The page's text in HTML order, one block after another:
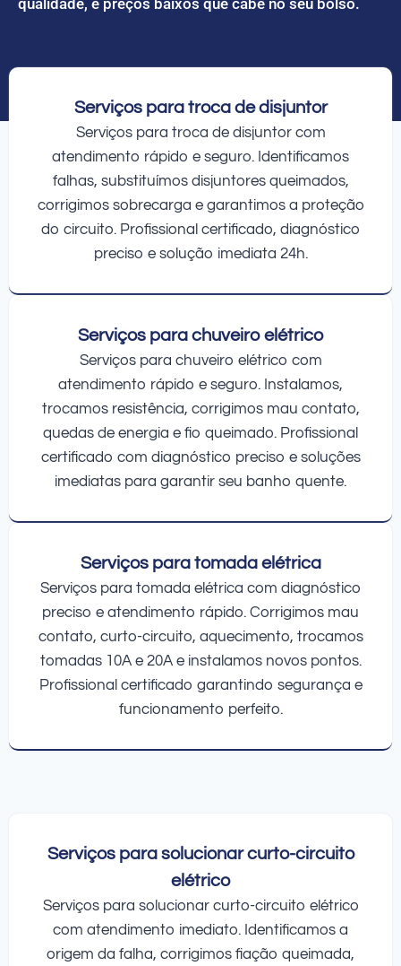
Serviços para troca de disjuntor
Serviços para troca de disjuntor com
atendimento rápido e seguro. Identificamos
falhas, substituímos disjuntores queimados,
corrigimos sobrecarga e garantimos a proteção
do circuito. Profissional certificado, diagnóstico
preciso e solução imediata 24h.
Serviços para chuveiro elétrico
Serviços para chuveiro elétrico com
atendimento rápido e seguro. Instalamos,
trocamos resistência, corrigimos mau contato,
quedas de energia e fio queimado. Profissional
certificado com diagnóstico preciso e soluções
imediatas para garantir seu banho quente.
Serviços para tomada elétrica
Serviços para tomada elétrica com diagnóstico
preciso e atendimento rápido. Corrigimos mau
contato, curto-circuito, aquecimento, trocamos
tomadas 10A e 20A e instalamos novos pontos.
Profissional certificado garantindo segurança e
funcionamento perfeito.
Serviços para solucionar curto-circuito
elétrico
Serviços para solucionar curto-circuito elétrico
com atendimento imediato. Identificamos a
origem da falha, corrigimos fiação queimada,